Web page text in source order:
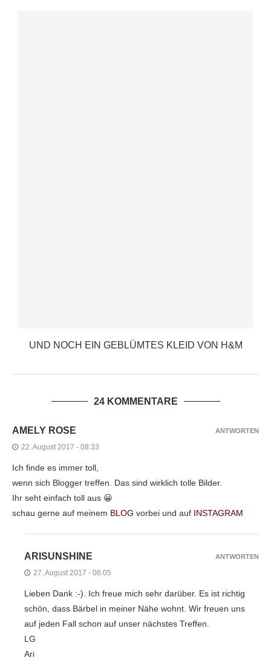
UND NOCH EIN GEBLÜMTES KLEID VON H&M
24 KOMMENTARE
AMELY ROSE
22. August 2017 - 08:33
Ich finde es immer toll,
wenn sich Blogger treffen. Das sind wirklich tolle Bilder.
Ihr seht einfach toll aus 😀
schau gerne auf meinem BLOG vorbei und auf INSTAGRAM
ANTWORTEN
ARISUNSHINE
27. August 2017 - 06:05
Lieben Dank :-). Ich freue mich sehr darüber. Es ist richtig
schön, dass Bärbel in meiner Nähe wohnt. Wir freuen uns
auf jeden Fall schon auf unser nächstes Treffen.
LG
Ari
ANTWORTEN